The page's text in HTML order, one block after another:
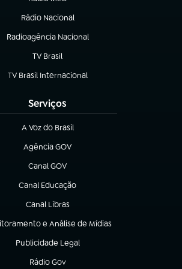
(abre em nova aba)
Rádio Nacional
Radioagência Nacional
(abre em nova aba)
TV Brasil
(abre em nova aba)
TV Brasil Internacional
(abre em nova aba)
Serviços
A Voz do Brasil
(abre em nova aba)
Agência GOV
(abre em nova aba)
Canal GOV
(abre em nova aba)
Canal Educação
(abre em nova aba)
Canal Libras
(abre em nova aba)
e Análise de Mídias
em nova aba)
Publicidade Legal
(abre em nova aba)
Rádio Gov
(abre em nova aba)